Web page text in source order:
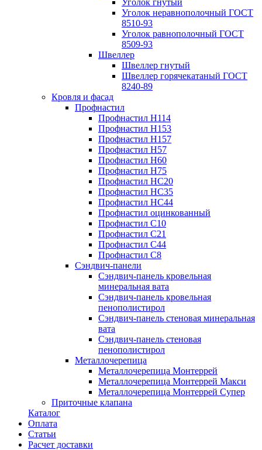
Уголок гнутый
Уголок неравнополочный ГОСТ
8510-93
Уголок равнополочный ГОСТ
8509-93
Швеллер
Швеллер гнутый
Швеллер горячекатаный ГОСТ
8240-89
Кровля и фасад
Профнастил
Профнастил Н114
Профнастил Н153
Профнастил Н157
Профнастил Н57
Профнастил Н60
Профнастил Н75
Профнастил НС20
Профнастил НС35
Профнастил НС44
Профнастил оцинкованный
Профнастил С10
Профнастил С21
Профнастил С44
Профнастил С8
Сэндвич-панели
Сэндвич-панель кровельная
минеральная вата
Сэндвич-панель кровельная
пенополистирол
Сэндвич-панель стеновая минеральная
вата
Сэндвич-панель стеновая
пенополистирол
Металлочерепица
Металлочерепица Монтеррей
Металлочерепица Монтеррей Макси
Металлочерепица Монтеррей Супер
Приточные клапана
Каталог
Оплата
Статьи
Расчет доставки